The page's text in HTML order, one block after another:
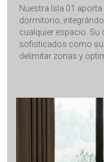
Nuestra Isla 01
dormitorio,
cualquier espacio. Su
sofisticados como su
delimitar zonas y